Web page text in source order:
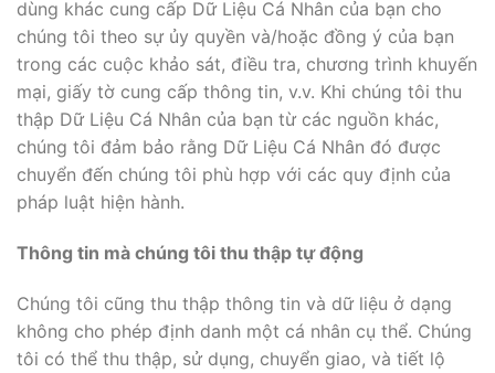
dùng khác cung cấp Dữ Liệu Cá Nhân của bạn cho
chúng tôi theo sự ủy quyền và/hoặc đồng ý của bạn
trong các cuộc khảo sát, điều tra, chương trình khuyến
mại, giấy tờ cung cấp thông tin, v.v. Khi chúng tôi thu
thập Dữ Liệu Cá Nhân của bạn từ các nguồn khác,
chúng tôi đảm bảo rằng Dữ Liệu Cá Nhân đó được
chuyển đến chúng tôi phù hợp với các quy định của
pháp luật hiện hành.
Thông tin mà chúng tôi thu thập tự động
Chúng tôi cũng thu thập thông tin và dữ liệu ở dạng
không cho phép định danh một cá nhân cụ thể. Chúng
tôi có thể thu thập, sử dụng, chuyển giao, và tiết lộ